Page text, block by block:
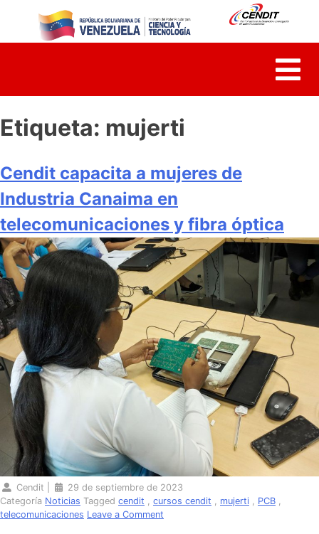
content
Etiqueta: mujerti
Cendit capacita a mujeres de
Industria Canaima en
telecomunicaciones y fibra óptica
Cendit
29 de septiembre de 2023
Categoría Noticias Tagged cendit cursos cendit mujerti PCB
telecomunicaciones Leave a Comment